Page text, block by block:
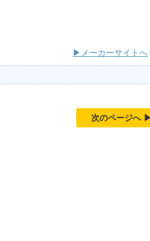
▶メーカーサイトへ
次のページへ ▶